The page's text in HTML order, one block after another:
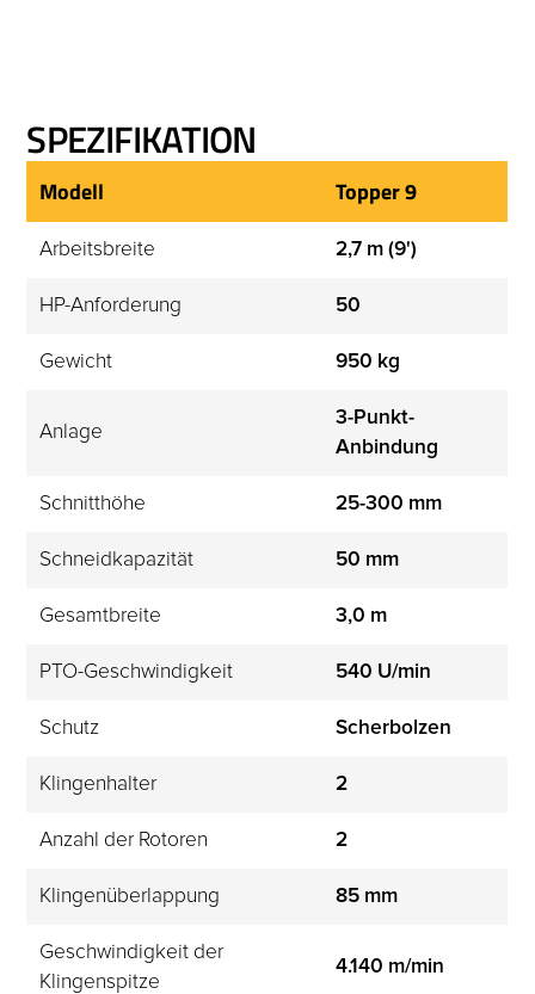
SPEZIFIKATION
Modell Topper 9
Arbeitsbreite 2,7 m (9')
HP-Anforderung 50
Gewicht 950 kg
Anlage
3-Punkt-
Anbindung
Schnitthöhe 25-300 mm
Schneidkapazität 50 mm
Gesamtbreite 3,0 m
PTO-Geschwindigkeit 540 U/min
Schutz Scherbolzen
Klingenhalter 2
Anzahl der Rotoren 2
Klingenüberlappung 85 mm
Geschwindigkeit der
Klingenspitze
4.140 m/min